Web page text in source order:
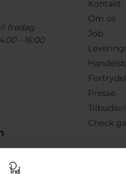
fredag
- 16:00
Kontakt
Om os
Job
Presse
Check